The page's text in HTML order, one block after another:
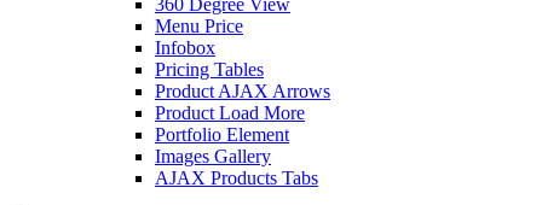
360 Degree View
Menu Price
Infobox
Pricing Tables
Product AJAX Arrows
Product Load More
Portfolio Element
Images Gallery
AJAX Products Tabs